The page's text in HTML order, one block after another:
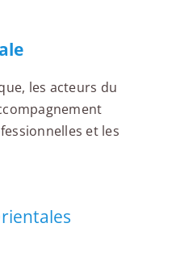
les acteurs du
et les